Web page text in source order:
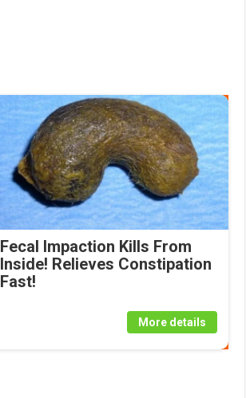
Fecal Impaction Kills From
Inside! Relieves Constipation
Fast!
More details